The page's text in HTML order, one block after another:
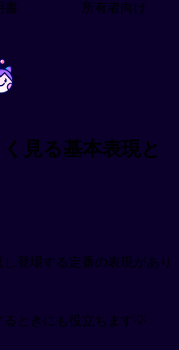
書 所有者向け
~
見る基本表現と
登場する定番の表現があり
るときにも役立ちます💡